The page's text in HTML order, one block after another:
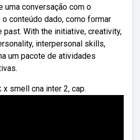
uma conversação com o
conteúdo dado, como formar
With the initiative, creativity,
interpersonal skills,
um pacote de atividades
smell cna inter 2, cap.